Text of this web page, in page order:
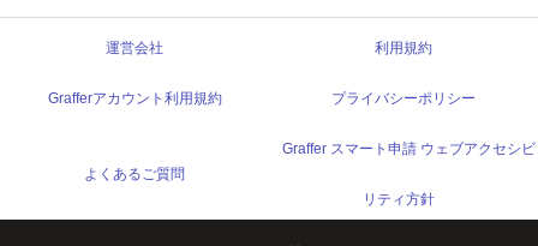
運営会社 利用規約
Grafferアカウント利用規約 プライバシーポリシー
よくあるご質問
Graffer スマート申請 ウェブアクセシビ
リティ方針